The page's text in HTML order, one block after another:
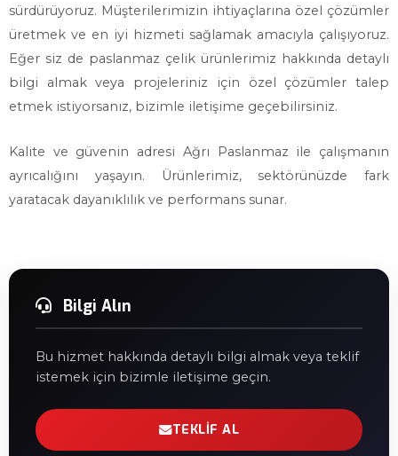
sürdürüyoruz. Müşterilerimizin ihtiyaçlarına özel çözümler
üretmek ve en iyi hizmeti sağlamak amacıyla çalışıyoruz.
Eğer siz de paslanmaz çelik ürünlerimiz hakkında detaylı
bilgi almak veya projeleriniz için özel çözümler talep
etmek istiyorsanız, bizimle iletişime geçebilirsiniz.
Kalite ve güvenin adresi Ağrı Paslanmaz ile çalışmanın
ayrıcalığını yaşayın. Ürünlerimiz, sektörünüzde fark
yaratacak dayanıklılık ve performans sunar.
Bilgi Alın
Bu hizmet hakkında detaylı bilgi almak veya teklif
istemek için bizimle iletişime geçin.
TEKLIF AL